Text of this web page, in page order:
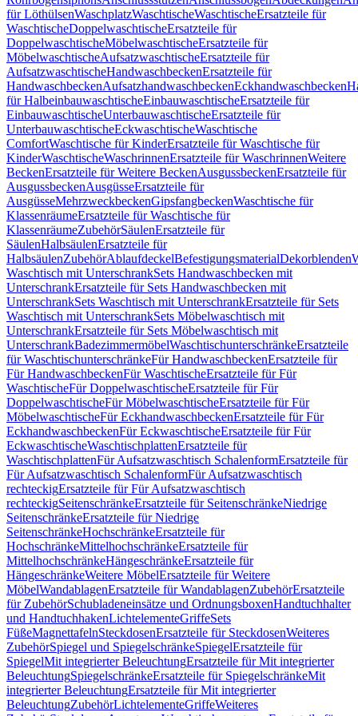
für LöthülsenWaschplatzWaschtischeWaschtischeErsatzteile für
WaschtischeDoppelwaschtischeErsatzteile für
DoppelwaschtischeMöbelwaschtischeErsatzteile für
MöbelwaschtischeAufsatzwaschtischeErsatzteile für
AufsatzwaschtischeHandwaschbeckenErsatzteile für
HandwaschbeckenAufsatzhandwaschbeckenEckhandwaschbecken
für HalbeinbauwaschtischeEinbauwaschtischeErsatzteile für
EinbauwaschtischeUnterbauwaschtischeErsatzteile für
UnterbauwaschtischeEckwaschtischeWaschtische
ComfortWaschtische für KinderErsatzteile für Waschtische für
KinderWaschtischeWaschrinnenErsatzteile für WaschrinnenWeitere
BeckenErsatzteile für Weitere BeckenAusgussbeckenErsatzteile für
AusgussbeckenAusgüsseErsatzteile für
AusgüsseMehrzweckbeckenGipsfangbeckenWaschtische für
KlassenräumeErsatzteile für Waschtische für
KlassenräumeZubehörSäulenErsatzteile für
SäulenHalbsäulenErsatzteile für
HalbsäulenZubehörAblaufdeckelBefestigungsmaterialDekorblenden
Waschtisch mit UnterschrankSets Handwaschbecken mit
UnterschrankErsatzteile für Sets Handwaschbecken mit
UnterschrankSets Waschtisch mit UnterschrankErsatzteile für Sets
Waschtisch mit UnterschrankSets Möbelwaschtisch mit
UnterschrankErsatzteile für Sets Möbelwaschtisch mit
UnterschrankBadezimmermöbelWaschtischunterschränkeErsatzteile
für WaschtischunterschränkeFür HandwaschbeckenErsatzteile für
Für HandwaschbeckenFür WaschtischeErsatzteile für Für
WaschtischeFür DoppelwaschtischeErsatzteile für Für
DoppelwaschtischeFür MöbelwaschtischeErsatzteile für Für
MöbelwaschtischeFür EckhandwaschbeckenErsatzteile für Für
EckhandwaschbeckenFür EckwaschtischeErsatzteile für Für
EckwaschtischeWaschtischplattenErsatzteile für
WaschtischplattenFür Aufsatzwaschtisch SchalenformErsatzteile für
Für Aufsatzwaschtisch SchalenformFür Aufsatzwaschtisch
rechteckigErsatzteile für Für Aufsatzwaschtisch
rechteckigSeitenschränkeErsatzteile für SeitenschränkeNiedrige
SeitenschränkeErsatzteile für Niedrige
SeitenschränkeHochschränkeErsatzteile für
HochschränkeMittelhochschränkeErsatzteile für
MittelhochschränkeHängeschränkeErsatzteile für
HängeschränkeWeitere MöbelErsatzteile für Weitere
MöbelWandablagenErsatzteile für WandablagenZubehörErsatzteile
für ZubehörSchubladeneinsätze und OrdnungsboxenHandtuchhalter
und HandtuchhakenLichtelementeGriffeSets
FüßeMagnettafelnSteckdosenErsatzteile für SteckdosenWeiteres
ZubehörSpiegel und SpiegelschränkeSpiegelErsatzteile für
SpiegelMit integrierter BeleuchtungErsatzteile für Mit integrierter
BeleuchtungSpiegelschränkeErsatzteile für SpiegelschränkeMit
integrierter BeleuchtungErsatzteile für Mit integrierter
BeleuchtungZubehörLichtelementeGriffeWeiteres